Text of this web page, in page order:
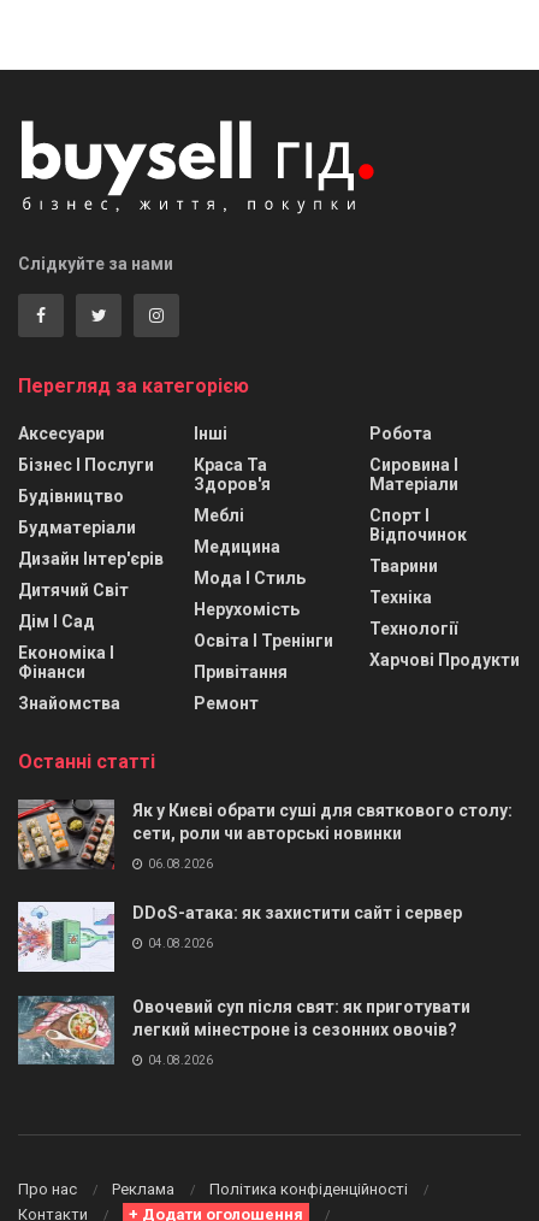
Слідкуйте за нами
Перегляд за категорією
Аксесуари
Бізнес І Послуги
Будівництво
Будматеріали
Дизайн Інтер'єрів
Дитячий Світ
Дім І Сад
Економіка І
Фінанси
Знайомства
Інші
Краса Та
Здоров'я
Меблі
Медицина
Мода І Стиль
Нерухомість
Освіта І Тренінги
Привітання
Ремонт
Робота
Сировина І
Матеріали
Спорт І
Відпочинок
Тварини
Техніка
Технології
Харчові Продукти
Останні статті
Як у Києві обрати суші для святкового столу:
сети, роли чи авторські новинки
06.08.2026
DDoS-атака: як захистити сайт і сервер
04.08.2026
Овочевий суп після свят: як приготувати
легкий мінестроне із сезонних овочів?
04.08.2026
Про нас Реклама
Політика конфіденційності
Контакти
+ Додати оголошення